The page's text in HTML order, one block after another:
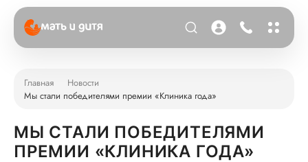
Главная
Новости
Мы стали победителями премии «Клиника года»
МЫ СТАЛИ ПОБЕДИТЕЛЯМИ
ПРЕМИИ «КЛИНИКА ГОДА»